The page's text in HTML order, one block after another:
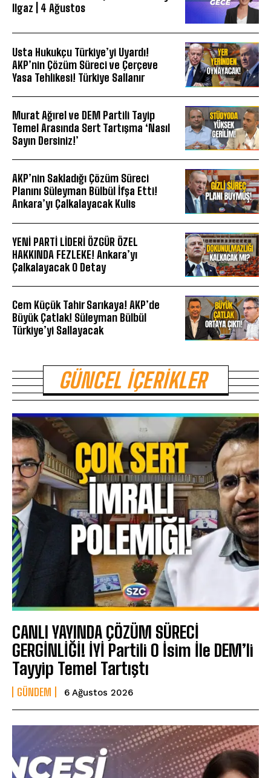
Ilgaz | 4 Ağustos
Usta Hukukçu Türkiye’yi Uyardı!
AKP’nin Çözüm Süreci ve Çerçeve
Yasa Tehlikesi! Türkiye Sallanır
Murat Ağırel ve DEM Partili Tayip
Temel Arasında Sert Tartışma ‘Nasıl
Sayın Dersiniz!’
AKP’nin Sakladığı Çözüm Süreci
Planını Süleyman Bülbül İfşa Etti!
Ankara’yı Çalkalayacak Kulis
YENİ PARTİ LİDERİ ÖZGÜR ÖZEL
HAKKINDA FEZLEKE! Ankara’yı
Çalkalayacak O Detay
Cem Küçük Tahir Sarıkaya! AKP’de
Büyük Çatlak! Süleyman Bülbül
Türkiye’yi Sallayacak
GÜNCEL İÇERIKLER
CANLI YAYINDA ÇÖZÜM SÜRECİ
GERGİNLİĞİ! İYİ Partili O İsim İle DEM’li
Tayyip Temel Tartıştı
GÜNDEM 6 Ağustos 2026